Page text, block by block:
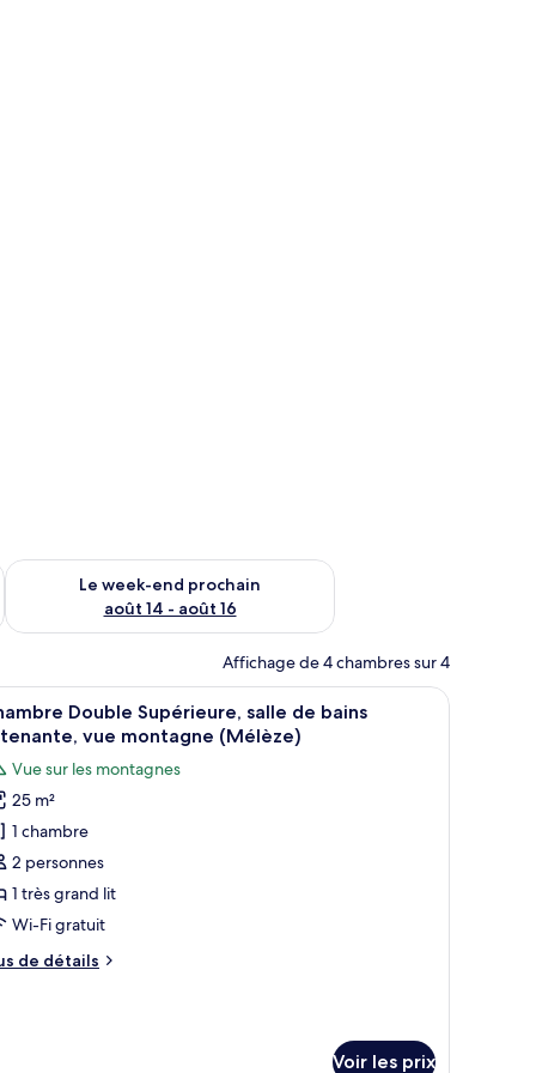
août 7 - août 9
Le week-end prochain
août 14 - août 16
Vérifier la disponibilité pour le week-end prochain août 14 -
Affichage de 4 chambres sur 4
grand lit, d’une télévision, d’un bureau et d’une salle de bain visible à
:
Une chambre dotée d’un grand lit, d’un
11
Double Supérieure, salle de bains
vue montagne (Mélèze)
Vue sur les montagnes
25 m²
1 chambre
2 personnes
1 très grand lit
Wi-Fi gratuit
de détails
Voir les prix